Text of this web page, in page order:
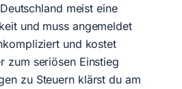
meist eine
und muss angemeldet
und kostet
zum seriösen Einstieg
zu Steuern klärst du am